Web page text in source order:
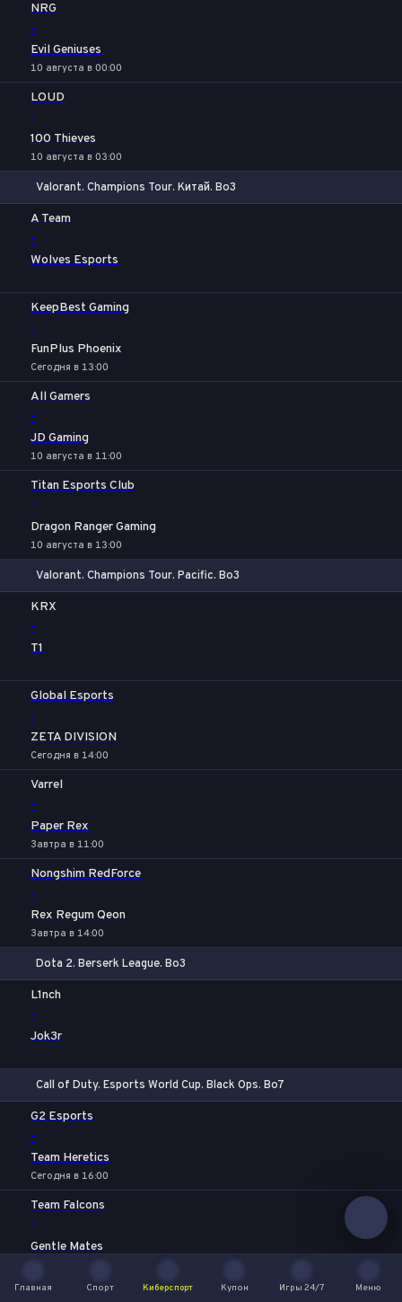
NRG
-
Evil Geniuses
10 августа в 00:00
LOUD
-
100 Thieves
10 августа в 03:00
Valorant. Champions Tour. Китай. Bo3
A Team
-
Wolves Esports
KeepBest Gaming
-
FunPlus Phoenix
Сегодня в 13:00
All Gamers
-
JD Gaming
10 августа в 11:00
Titan Esports Club
-
Dragon Ranger Gaming
10 августа в 13:00
Valorant. Champions Tour. Pacific. Bo3
KRX
-
T1
Global Esports
-
ZETA DIVISION
Сегодня в 14:00
Varrel
-
Paper Rex
Завтра в 11:00
Nongshim RedForce
-
Rex Regum Qeon
Завтра в 14:00
Dota 2. Berserk League. Bo3
L1nch
-
Jok3r
Call of Duty. Esports World Cup. Black Ops. Bo7
G2 Esports
-
Team Heretics
Сегодня в 16:00
Team Falcons
-
Gentle Mates
100 Thieves
Главная
Спорт
Киберспорт
Купон
Игры 24/7
Меню